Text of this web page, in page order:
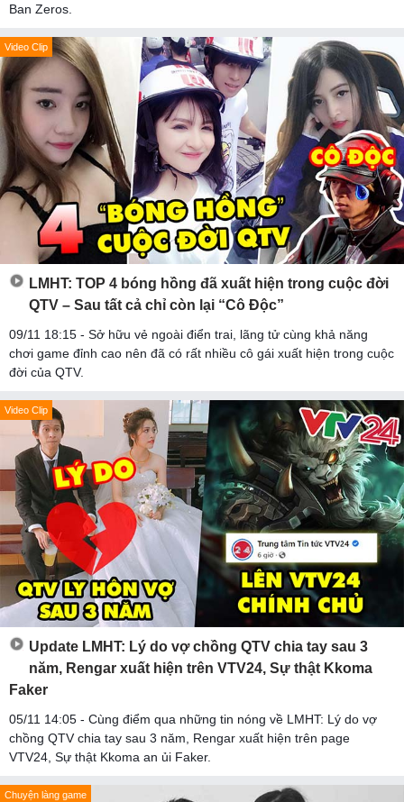
Ban Zeros.
Video Clip
LMHT: TOP 4 bóng hồng đã xuất hiện trong cuộc đời
QTV – Sau tất cả chỉ còn lại “Cô Độc”
09/11 18:15 - Sở hữu vẻ ngoài điển trai, lãng tử cùng khả năng
chơi game đỉnh cao nên đã có rất nhiều cô gái xuất hiện trong cuộc
đời của QTV.
Video Clip
Update LMHT: Lý do vợ chồng QTV chia tay sau 3
năm, Rengar xuất hiện trên VTV24, Sự thật Kkoma
Faker
05/11 14:05 - Cùng điểm qua những tin nóng về LMHT: Lý do vợ
chồng QTV chia tay sau 3 năm, Rengar xuất hiện trên page
VTV24, Sự thật Kkoma an ủi Faker.
Chuyện làng game